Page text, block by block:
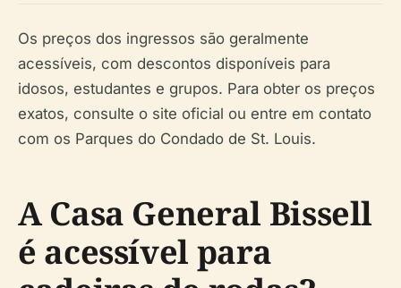
Os preços dos ingressos são geralmente
acessíveis, com descontos disponíveis para
idosos, estudantes e grupos. Para obter os preços
exatos, consulte o site oficial ou entre em contato
com os Parques do Condado de St. Louis.
A Casa General Bissell
é acessível para